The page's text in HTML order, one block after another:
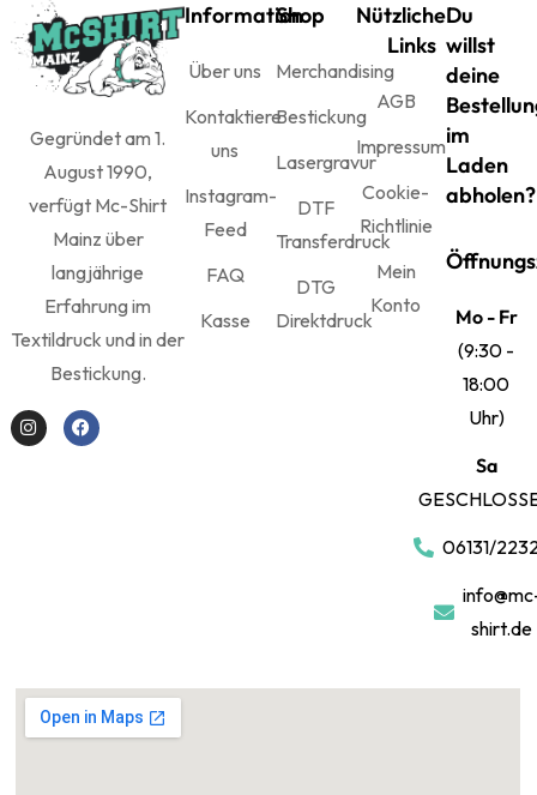
Gegründet am 1.
August 1990,
verfügt Mc-Shirt
Mainz über
langjährige
Erfahrung im
Textildruck und in der
Bestickung.
Information
Über uns
Kontaktiere
uns
Instagram-
Feed
FAQ
Kasse
Shop
Merchandising
Bestickung
Lasergravur
DTF
Transferdruck
DTG
Direktdruck
Nützliche
Links
AGB
Impressum
Cookie-
Richtlinie
Mein
Konto
Du
willst
deine
im
Laden
abholen?
Mo - Fr
(9:30 -
18:00
Uhr)
Sa
06131/
shirt.de